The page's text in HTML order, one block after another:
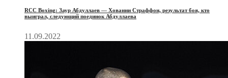
RCC Boxing: Заур Абдуллаев — Хованни Страффон, результат боя, кто
выиграл, следующий поединок Абдуллаева
11.09.2022